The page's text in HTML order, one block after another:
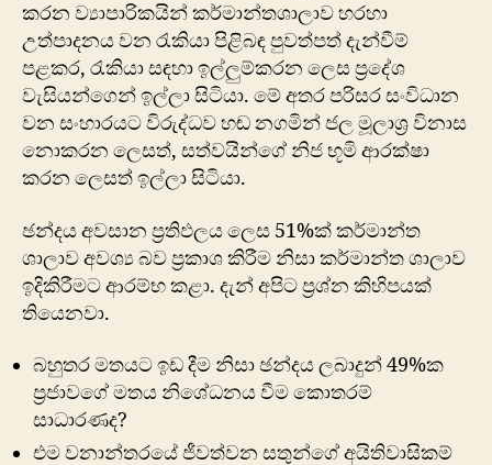
කරන ව්‍යාපාරිකයින් කර්මාන්තශාලා​ව හරහා
උත්පාදනය වන රැකියා පිළිබඳ පුවත්පත් දැන්වීම්
පළකර, රැකියා සඳහා ඉල්ලුම්කරන ලෙස ප්‍රදේශ
වැසියන්ගෙන් ඉල්ලා සිටියා. මේ අතර පරිසර සංවිධාන
වන සංහාරයට විරුද්ධව හඬ නගමින් ජල මූලාශ්‍ර විනාස
නොකරන ලෙසත්, සත්වයින්ගේ නිජ භූමි ආරක්ෂා
කරන ලෙසත් ඉල්ලා සිටියා.
ඡන්දය අවසාන ප්‍රතිඵලය ලෙස 51%ක් කර්මාන්ත
ශාලාව අවශ්‍ය බව ප්‍රකාශ කිරීම නිසා කර්මාන්ත ශාලාව
ඉදිකිරීමට ආරම්භ කළා. දැන් අපිට ප්‍රශ්න කිහිපයක්
තියෙනවා.
බහුතර මතයට ඉඩ දීම නිසා ඡන්දය ලබාදුන් 49%ක
ප්‍රජාවගේ මතය නිශේධනය වීම කොතරම්
සාධාරණද?
එම වනාන්තරයේ ජීවත්වන සතුන්​ගේ අයිතිවාසිකම්